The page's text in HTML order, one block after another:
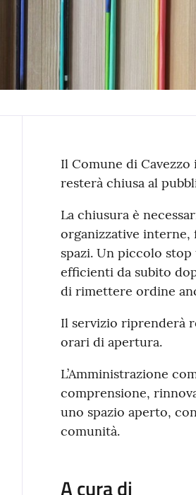
Contenuto
Il Comune di
resterà chiusa al
La chiusura è
organizzative interne,
spazi. Un piccolo
efficienti da subito
di rimettere ordine
Il servizio riprenderà
orari di apertura.
L’Amministrazione
comprensione,
uno spazio aperto,
comunità.
A cura di